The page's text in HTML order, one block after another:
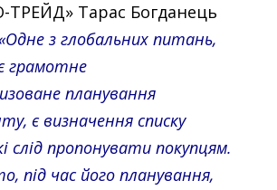
ТРЕЙД» Тарас Богданець
з глобальних питань,
грамотне
планування
є визначення списку
слід пропонувати покупцям.
під час його планування,